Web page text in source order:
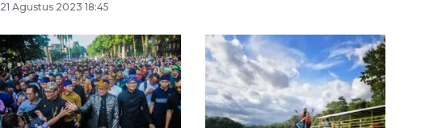
21 Agustus 2023 18:45